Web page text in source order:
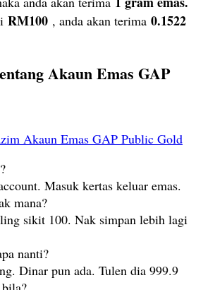
RM100 , anda akan terima 0.1522
Akaun Emas GAP
Akaun Emas GAP Public Gold
Masuk kertas keluar emas.
mana?
sikit 100. Nak simpan lebih lagi
nanti?
Dinar pun ada. Tulen dia 999.9